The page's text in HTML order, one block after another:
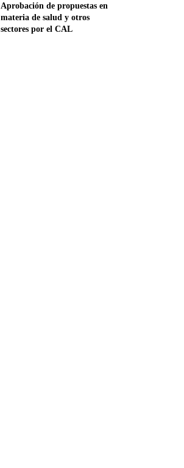
Aprobación de propuestas en
materia de salud y otros
sectores por el CAL